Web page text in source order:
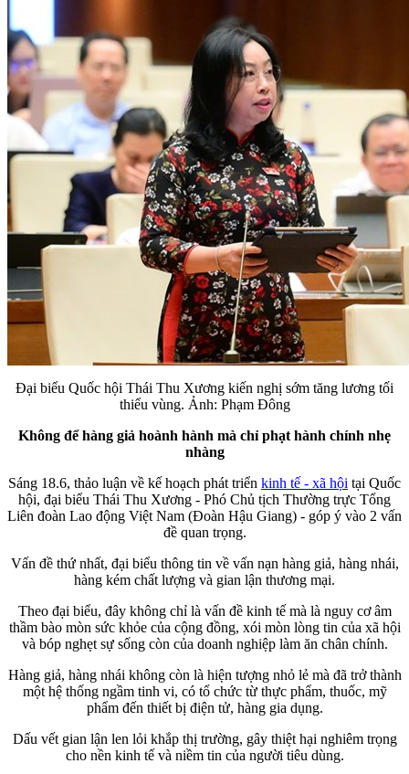
Đại biểu Quốc hội Thái Thu Xương kiến nghị sớm tăng lương tối
thiểu vùng. Ảnh: Phạm Đông
Không để hàng giả hoành hành mà chỉ phạt hành chính nhẹ
nhàng
Sáng 18.6, thảo luận về kế hoạch phát triển kinh tế - xã hội tại Quốc
hội, đại biểu Thái Thu Xương - Phó Chủ tịch Thường trực Tổng
Liên đoàn Lao động Việt Nam (Đoàn Hậu Giang) - góp ý vào 2 vấn
đề quan trọng.
Vấn đề thứ nhất, đại biểu thông tin về vấn nạn hàng giả, hàng nhái,
hàng kém chất lượng và gian lận thương mại.
Theo đại biểu, đây không chỉ là vấn đề kinh tế mà là nguy cơ âm
thầm bào mòn sức khỏe của cộng đồng, xói mòn lòng tin của xã hội
và bóp nghẹt sự sống còn của doanh nghiệp làm ăn chân chính.
Hàng giả, hàng nhái không còn là hiện tượng nhỏ lẻ mà đã trở thành
một hệ thống ngầm tinh vi, có tổ chức từ thực phẩm, thuốc, mỹ
phẩm đến thiết bị điện tử, hàng gia dụng.
Dấu vết gian lận len lỏi khắp thị trường, gây thiệt hại nghiêm trọng
cho nền kinh tế và niềm tin của người tiêu dùng.